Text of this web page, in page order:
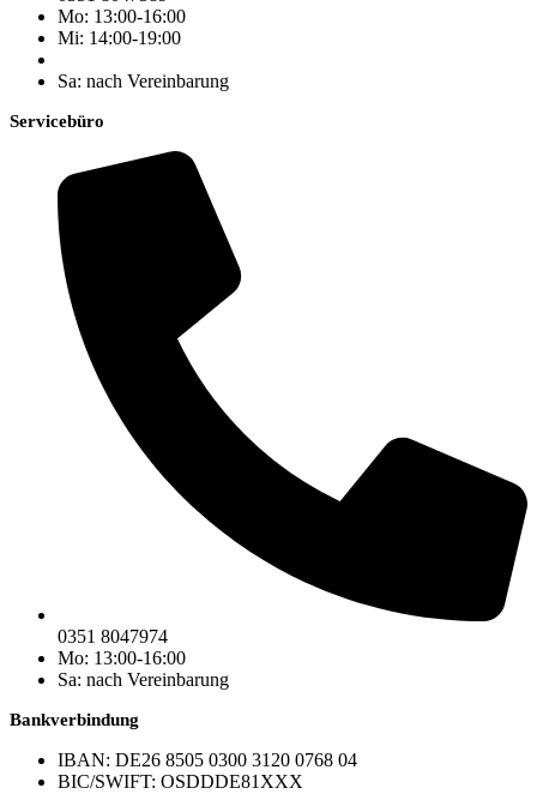
Mo: 13:00-16:00
Mi: 14:00-19:00
Sa: nach Vereinbarung
Servicebüro
0351 8047974
Mo: 13:00-16:00
Sa: nach Vereinbarung
Bankverbindung
IBAN: DE26 8505 0300 3120 0768 04
BIC/SWIFT: OSDDDE81XXX